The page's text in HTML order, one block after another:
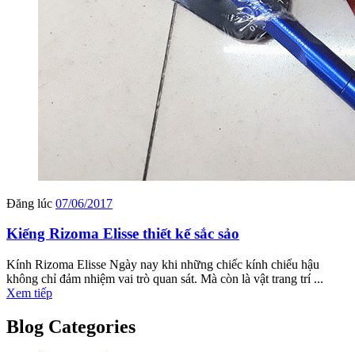
Đăng lúc 07/06/2017
Kiếng Rizoma Elisse thiết kế sắc sảo
Kính Rizoma Elisse Ngày nay khi những chiếc kính chiếu hậu
không chỉ đảm nhiệm vai trò quan sát. Mà còn là vật trang trí ...
Xem tiếp
Blog Categories